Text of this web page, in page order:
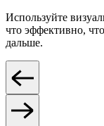
Используйте
что эффективно,
дальше.